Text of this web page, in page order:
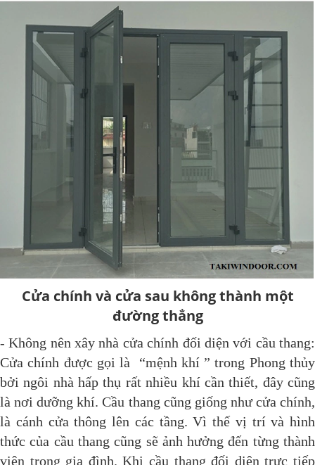
Cửa chính và cửa sau không thành một
đường thẳng
- Không nên xây nhà cửa chính đối diện với cầu thang:
Cửa chính được gọi là “mệnh khí ” trong Phong thủy
bởi ngôi nhà hấp thụ rất nhiều khí cần thiết, đây cũng
là nơi dưỡng khí. Cầu thang cũng giống như cửa chính,
là cánh cửa thông lên các tầng. Vì thế vị trí và hình
thức của cầu thang cũng sẽ ảnh hưởng đến từng thành
viên trong gia đình. Khi cầu thang đối diện trực tiếp